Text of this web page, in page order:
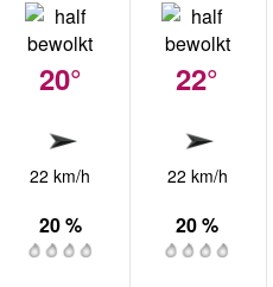
20°
22 km/h
20 %
22°
22 km/h
20 %